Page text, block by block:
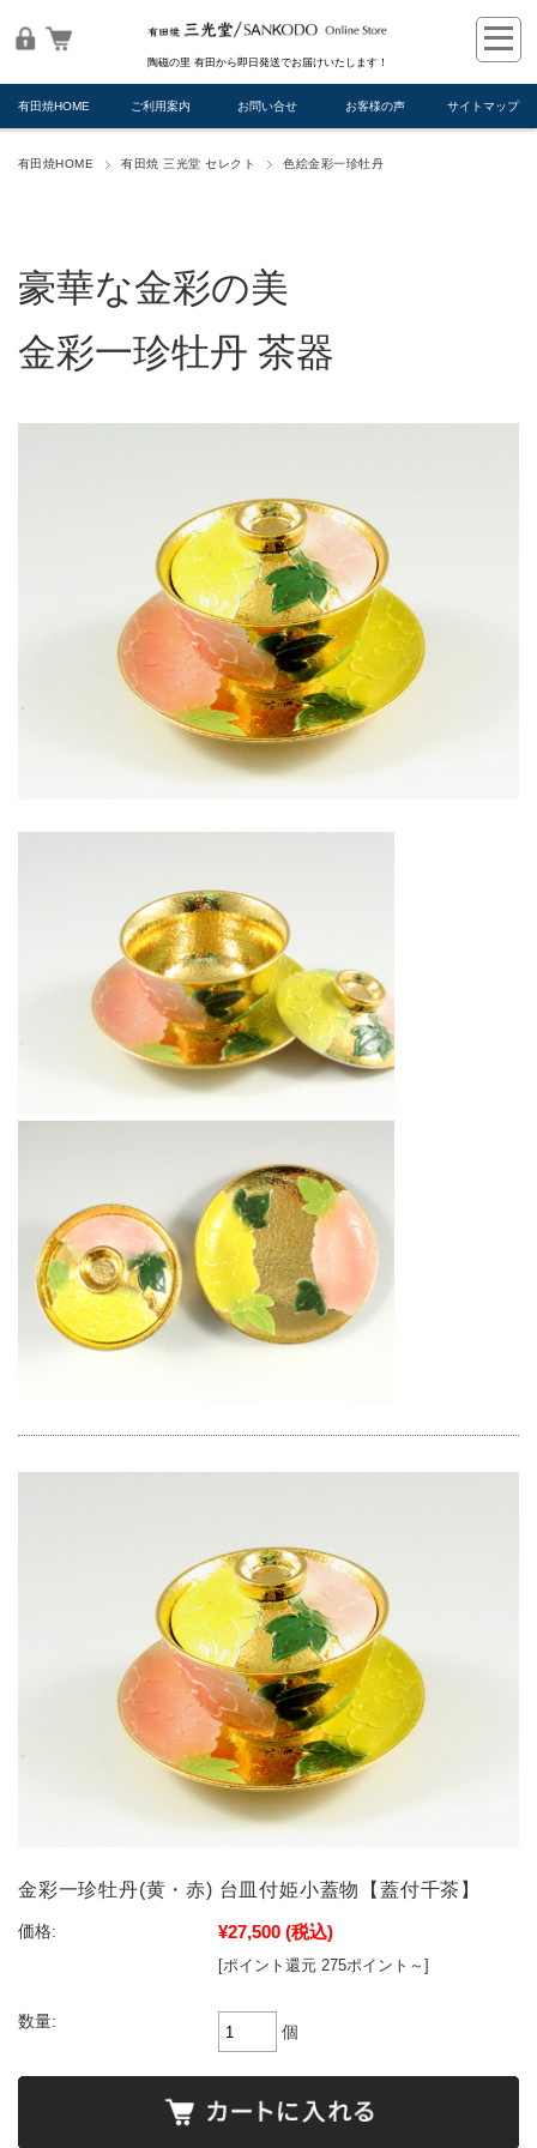
陶磁の里 有田から即日発送でお届けいたします！
有田焼HOME ご利用案内 お問い合せ お客様の声 サイトマップ
有田焼HOME 有田焼 三光堂 セレクト 色絵金彩一珍牡丹
豪華な金彩の美
金彩一珍牡丹 茶器
金彩一珍牡丹(黄・赤) 台皿付姫小蓋物【蓋付千茶】
価格: ¥27,500 (税込)
[ポイント還元 275ポイント～]
数量:
個